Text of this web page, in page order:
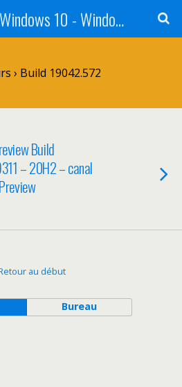
Windows 11 - Windows 10 - Windows 8 - Windows 7 - VISTA
› Build 19042.572
Build
– 20H2 – canal
au début
Bureau